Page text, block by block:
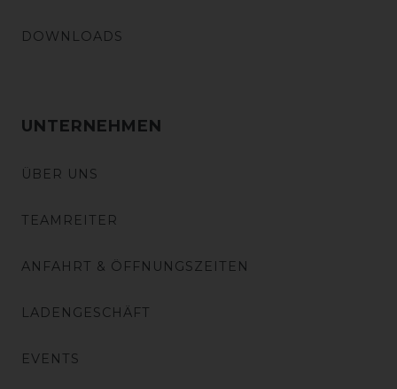
DOWNLOADS
UNTERNEHMEN
ÜBER UNS
TEAMREITER
ANFAHRT & ÖFFNUNGSZEITEN
LADENGESCHÄFT
EVENTS